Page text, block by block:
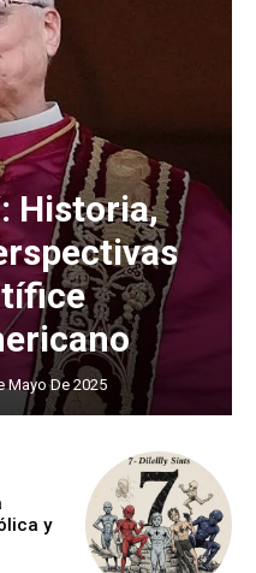
Historia,
Mayo De 2025
y